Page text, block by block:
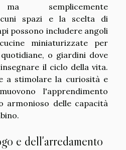
ma semplicemente
spazi e la scelta di
possono includere angoli
miniaturizzate per
o giardini dove
il ciclo della vita.
a stimolare la curiosità e
l'apprendimento
armonioso delle capacità
e dell'arredamento